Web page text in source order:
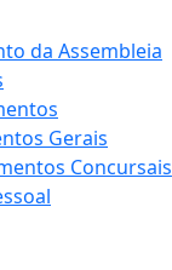
da Assembleia
Gerais
Concursais